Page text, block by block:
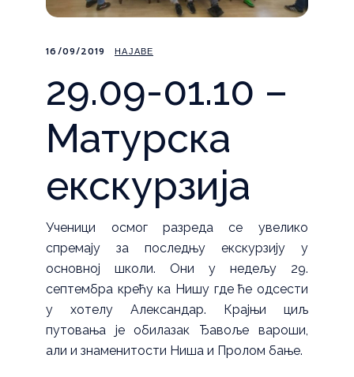
16/09/2019 НАЈАВЕ
29.09-01.10 –
Матурска
екскурзија
Ученици осмог разреда се увелико
спремају за последњу екскурзију у
основној школи. Они у недељу 29.
септембра крећу ка Нишу где ће одсести
у хотелу Александар. Крајњи циљ
путовања је обилазак Ђавоље вароши,
али и знаменитости Ниша и Пролом бање.